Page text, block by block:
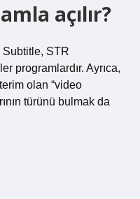
açılır?
STR
programlardır. Ayrıca,
olan “video
türünü bulmak da